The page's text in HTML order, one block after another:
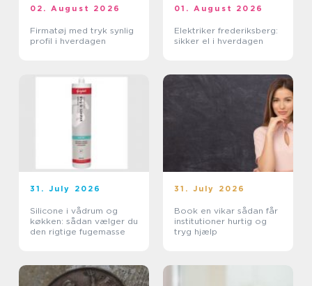
02. August 2026
Firmatøj med tryk synlig
profil i hverdagen
01. August 2026
Elektriker frederiksberg:
sikker el i hverdagen
31. July 2026
Silicone i vådrum og
køkken: sådan vælger du
den rigtige fugemasse
31. July 2026
Book en vikar sådan får
institutioner hurtig og
tryg hjælp